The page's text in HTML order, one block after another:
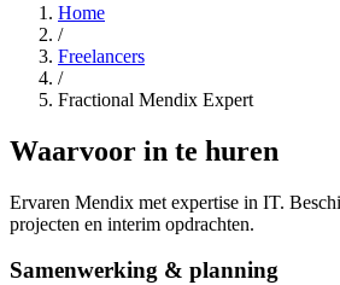
Home
/
Freelancers
/
Fractional Mendix Expert
Waarvoor in te huren
Ervaren Mendix met expertise in IT.
projecten en interim opdrachten.
Samenwerking & planning